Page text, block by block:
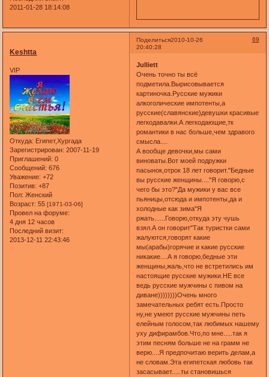
2011-01-28 18:14:08
Поделиться 69
2010-10-26
20:40:28
Keshtta
VIP
Откуда: Египет,Хургада
Зарегистрирован: 2007-11-19
Приглашений: 0
Сообщений: 676
Уважение: +72
Позитив: +87
Пол: Женский
Возраст: 55[1971-03-06]
Провел на форуме:
4 дня 12 часов
Последний визит:
2013-12-11 22:43:46
Julliett
Очень точно ты всё
подметила.Вырисовывается
картиночка.Русские мужики
алкоголические импотенты,а
русские(славянские)девушки красивые
легкодавалки.А легкодающие,тк
романтики в нас больше,чем здравого
смысла....
А вообще девочки,мы сами
виноваты.Вот моей подружки
пасынок,отрок 18 лет говорит."Бедные
вы русские женщины...."Я говорю,с
чего бы это?"Да мужики у вас все
пьяницы,отсюда и импотенты,да и
холодные как зима"Я
ржать......Говорю,откуда эту чушь
взял.А он говорит"Так туристки сами
жалуются,говорят какие
мы(арабы)горячие и какие русские
никакие....А я говорю,бедные эти
женщины,жаль,что не встретились им
настоящие русские мужики.НЕ все
ведь русские мужчины с пивом на
диване))))))))Очень много
замечательных ребят есть.Просто
ну,не умеют русские мужчины петь
елейным голосом,так любимых нашему
уху дифирамбов.Что,по мне.....так я
этим песням больше не на грамм не
верю....Я предпочитаю верить делам,а
не словам.Эта египетская любовь так
засасывает.....ты становишься